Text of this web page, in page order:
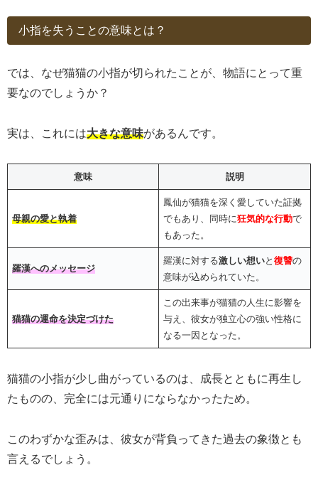
小指を失うことの意味とは？
では、なぜ猫猫の小指が切られたことが、物語にとって重
要なのでしょうか？
実は、これには大きな意味があるんです。
意味 説明
母親の愛と執着
鳳仙が猫猫を深く愛していた証拠
でもあり、同時に狂気的な行動で
もあった。
羅漢へのメッセージ
羅漢に対する激しい想いと復讐の
意味が込められていた。
猫猫の運命を決定づけた
この出来事が猫猫の人生に影響を
与え、彼女が独立心の強い性格に
なる一因となった。
猫猫の小指が少し曲がっているのは、成長とともに再生し
たものの、完全には元通りにならなかったため。
このわずかな歪みは、彼女が背負ってきた過去の象徴とも
言えるでしょう。